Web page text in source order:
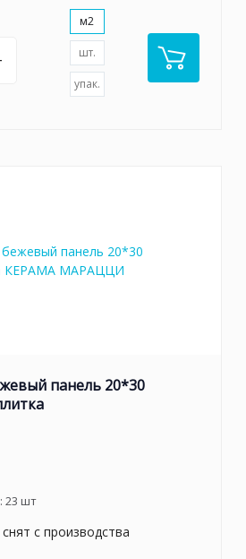
м2
шт.
упак.
панель 20*30
23 шт
с производства